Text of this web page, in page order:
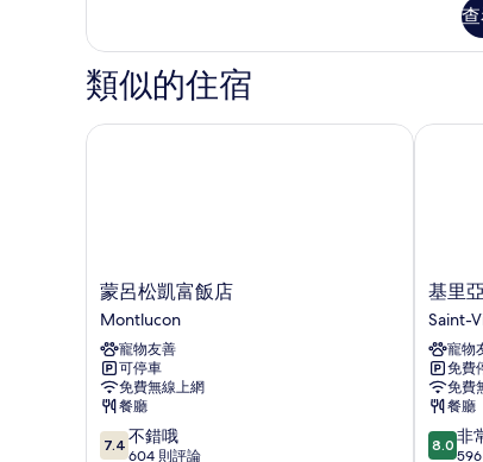
房
的
詳
情
類似的住宿
蒙
呂
松
凱
富
飯
店
Montlucon
蒙呂松凱富飯店
Montlucon
寵物友善
可停車
免費無線上網
餐廳
7.4
分，
7.4 不錯哦
604 則評論
蒙呂松凱富飯店
基
里
亞
德
蒙
呂
松
-
基里
Saint-
寵物
免費
免費
餐廳
8.0
分，
8.0 非
基里亞